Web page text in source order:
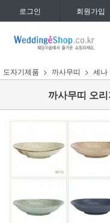
로그인 회원가입
도자기제품 까사무띠 세나
까사무띠 오